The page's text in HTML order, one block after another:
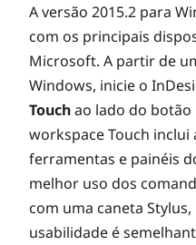
A versão 2015.2 para
com os principais
Microsoft. A partir de
Windows, inicie o
Touchao lado do botão
workspace Touch inclui
ferramentas e painéis
melhor uso dos
com uma caneta
usabilidade é